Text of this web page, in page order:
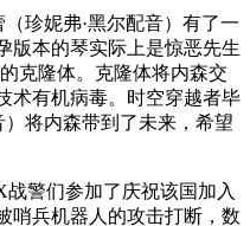
珍妮弗·黑尔配音）有了一
版本的琴实际上是惊恶先生
克隆体。克隆体将内森交
术有机病毒。时空穿越者毕
）将内森带到了未来，希望
警们参加了庆祝该国加入
哨兵机器人的攻击打断，数